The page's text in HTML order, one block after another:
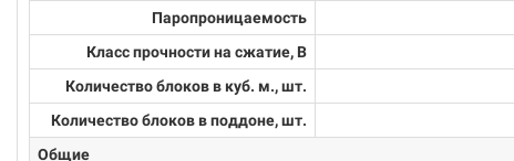
Паропроницаемость
Класс прочности на сжатие, В
Количество блоков в куб. м., шт.
Количество блоков в поддоне, шт.
Общие